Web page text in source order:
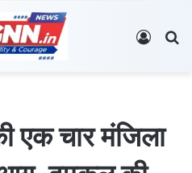
Log In
एक चार मंजिला